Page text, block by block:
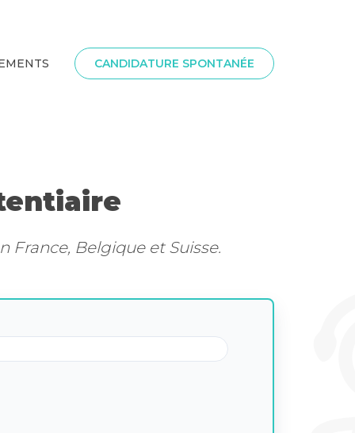
CANDIDATURE SPONTANÉE
France, Belgique et Suisse.